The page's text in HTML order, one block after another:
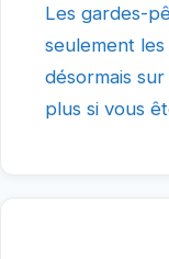
Les gardes-
seulement
désormais
plus si vous